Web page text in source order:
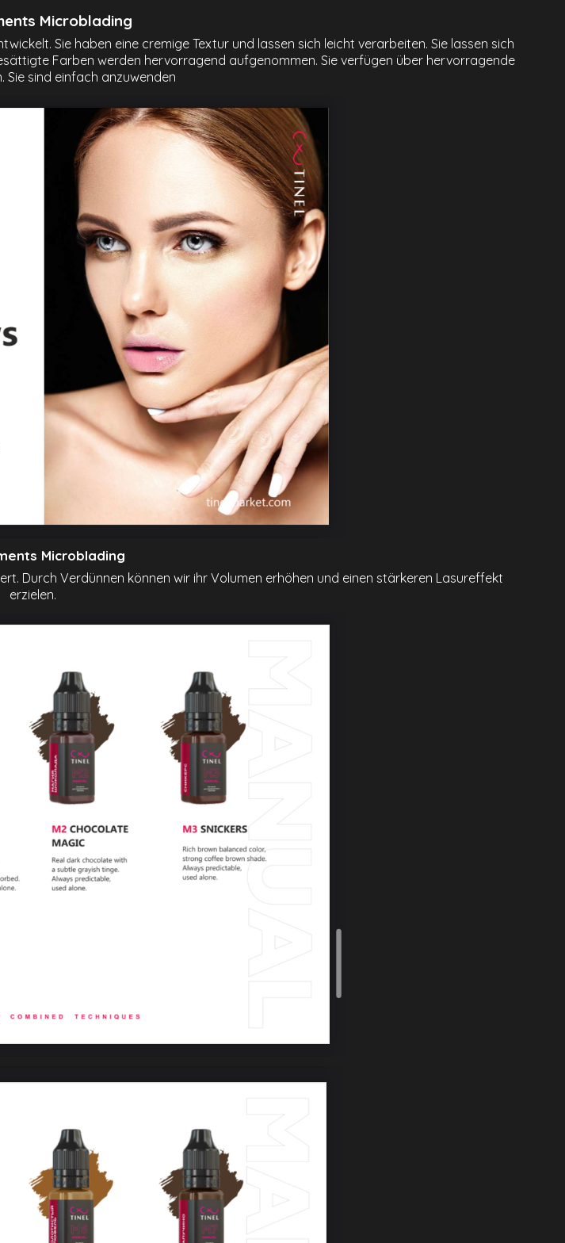
Microblading
Sie haben eine cremige Textur und lassen sich leicht verarbeiten. Sie lassen sich
Farben werden hervorragend aufgenommen. Sie verfügen über hervorragende
Sie sind einfach anzuwenden
Microblading
Durch Verdünnen können wir ihr Volumen erhöhen und einen stärkeren Lasureffekt
erzielen.